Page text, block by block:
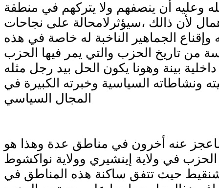
وعليه أن ينصفهم ولا يتركهم في منطقة
لأن ذالك ،سيؤثرلامحالة على نجاحات
الجماهير الناخبة له خاصة في هذه
من تاريخ الحزب والتي يمر فيها الحزب
بينة وهونا يكون الحل بيد رجل مثله
ونشاطاته السياسية وخبرته الكبيرة في
المجال السياسي
عنه أخرون في مناطق عدة وهذا هو
في ولاية إينشيري وولاية نواكشوط
شنقيط حيث تتفق ساكنة هذه المناطق في